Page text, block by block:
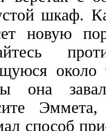
шкаф.
новую
она
способ